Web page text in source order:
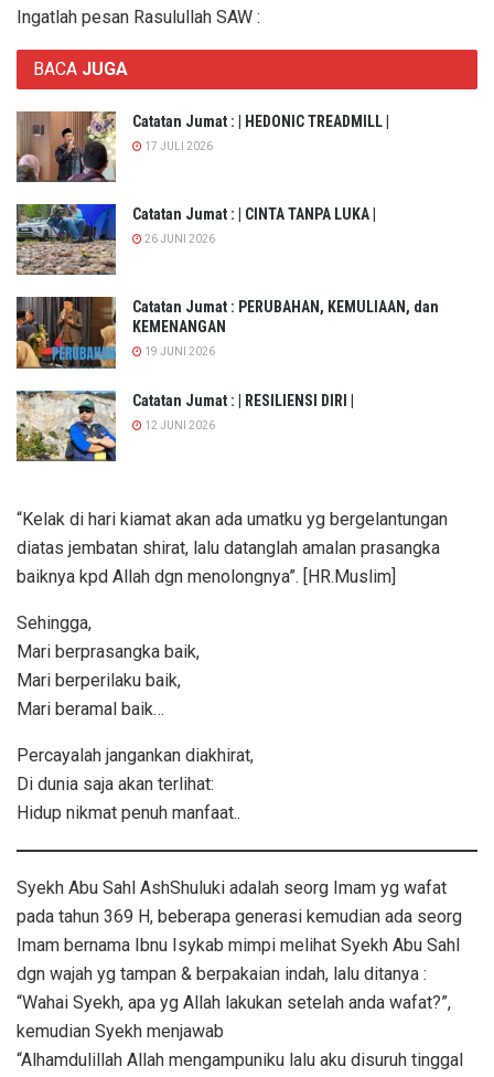
Ingatlah pesan Rasulullah SAW :
BACA JUGA
Catatan Jumat : | HEDONIC TREADMILL |
17 JULI 2026
Catatan Jumat : | CINTA TANPA LUKA |
26 JUNI 2026
Catatan Jumat : PERUBAHAN, KEMULIAAN, dan
KEMENANGAN
19 JUNI 2026
Catatan Jumat : | RESILIENSI DIRI |
12 JUNI 2026
“Kelak di hari kiamat akan ada umatku yg bergelantungan
diatas jembatan shirat, lalu datanglah amalan prasangka
baiknya kpd Allah dgn menolongnya”. [HR.Muslim]
Sehingga,
Mari berprasangka baik,
Mari berperilaku baik,
Mari beramal baik…
Percayalah jangankan diakhirat,
Di dunia saja akan terlihat:
Hidup nikmat penuh manfaat..
Syekh Abu Sahl AshShuluki adalah seorg Imam yg wafat
pada tahun 369 H, beberapa generasi kemudian ada seorg
Imam bernama Ibnu Isykab mimpi melihat Syekh Abu Sahl
dgn wajah yg tampan & berpakaian indah, lalu ditanya :
“Wahai Syekh, apa yg Allah lakukan setelah anda wafat?”,
kemudian Syekh menjawab
“Alhamdulillah Allah mengampuniku lalu aku disuruh tinggal